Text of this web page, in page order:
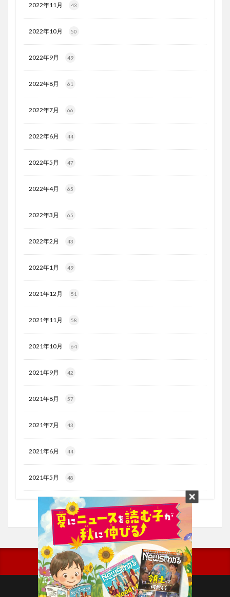
2022年11月 43
2022年10月 50
2022年9月 49
2022年8月 61
2022年7月 66
2022年6月 44
2022年5月 47
2022年4月 65
2022年3月 65
2022年2月 43
2022年1月 49
2021年12月 51
2021年11月 58
2021年10月 64
2021年9月 42
2021年8月 57
2021年7月 43
2021年6月 44
2021年5月 48